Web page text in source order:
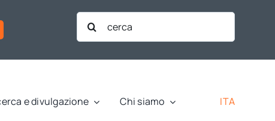
Cerca
per:
e divulgazione Chi siamo ITA